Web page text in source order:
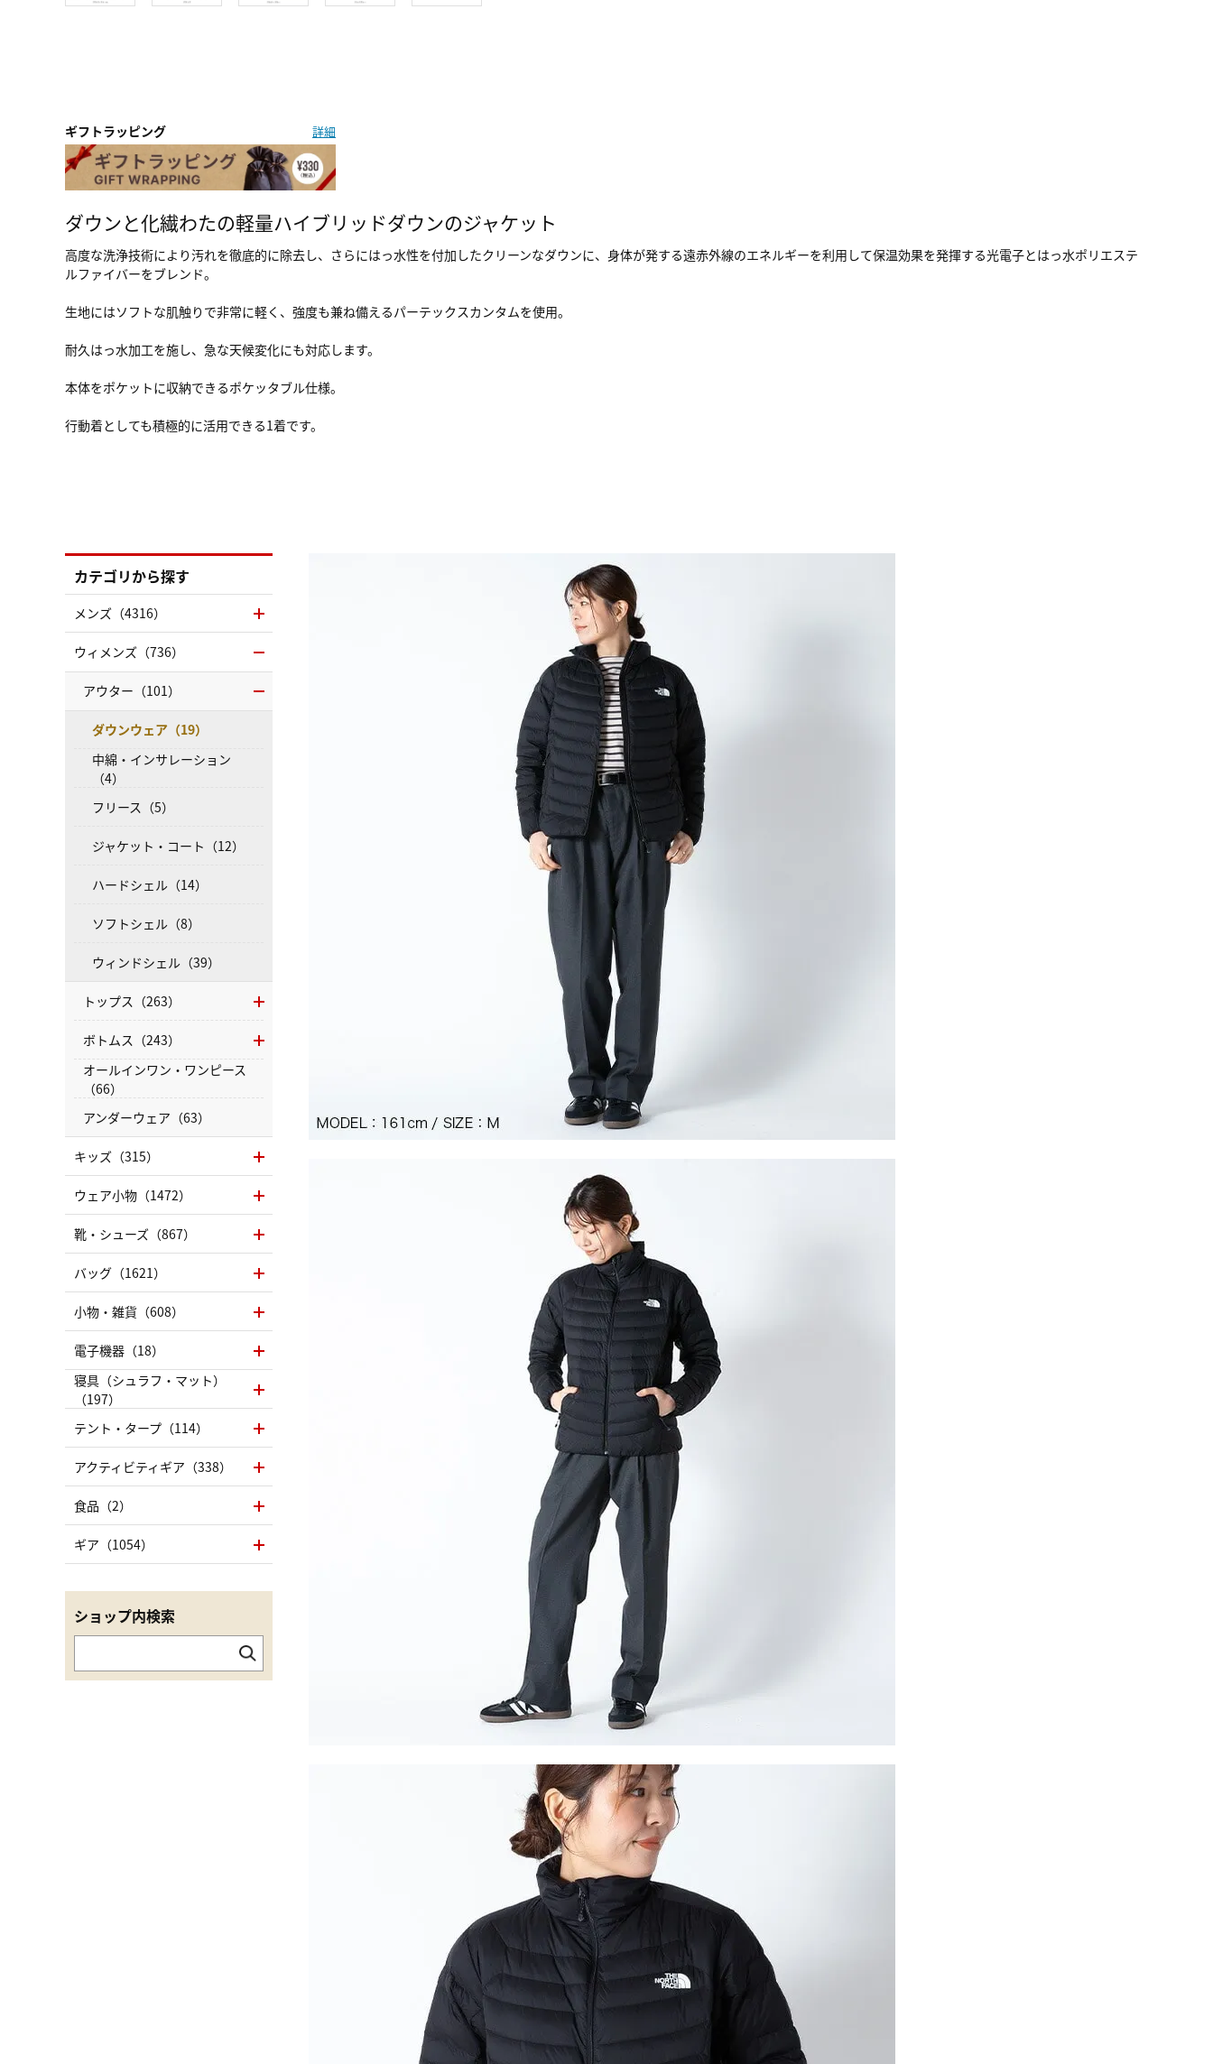
ギフトラッピング 詳細
ダウンと化繊わたの軽量ハイブリッドダウンのジャケット
高度な洗浄技術により汚れを徹底的に除去し、さらにはっ水性を付加したクリーンなダウンに、身体が発する遠赤外線のエネルギーを利用して保温効果を発揮する光電子とはっ水ポリエステ
ルファイバーをブレンド。
生地にはソフトな肌触りで非常に軽く、強度も兼ね備えるパーテックスカンタムを使用。
耐久はっ水加工を施し、急な天候変化にも対応します。
本体をポケットに収納できるポケッタブル仕様。
行動着としても積極的に活用できる1着です。
カテゴリから探す
メンズ（4316）
ウィメンズ（736）
アウター（101）
ダウンウェア（19）
中綿・インサレーション
（4）
フリース（5）
ジャケット・コート（12）
ハードシェル（14）
ソフトシェル（8）
ウィンドシェル（39）
トップス（263）
ボトムス（243）
オールインワン・ワンピース
（66）
アンダーウェア（63）
キッズ（315）
ウェア小物（1472）
靴・シューズ（867）
バッグ（1621）
小物・雑貨（608）
電子機器（18）
寝具（シュラフ・マット）
（197）
テント・タープ（114）
アクティビティギア（338）
食品（2）
ギア（1054）
ショップ内検索